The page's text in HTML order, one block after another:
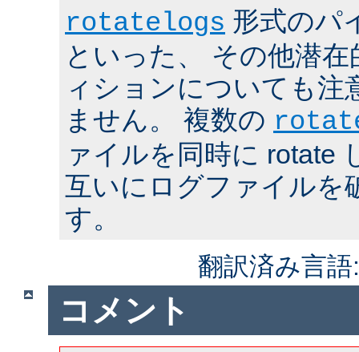
rotatelogs 形式のパ
といった、 その他潜
ィションについても注
ません。 複数の
ァイルを同時に rotate
互いにログファイルを
す。
翻訳済み言
コメント